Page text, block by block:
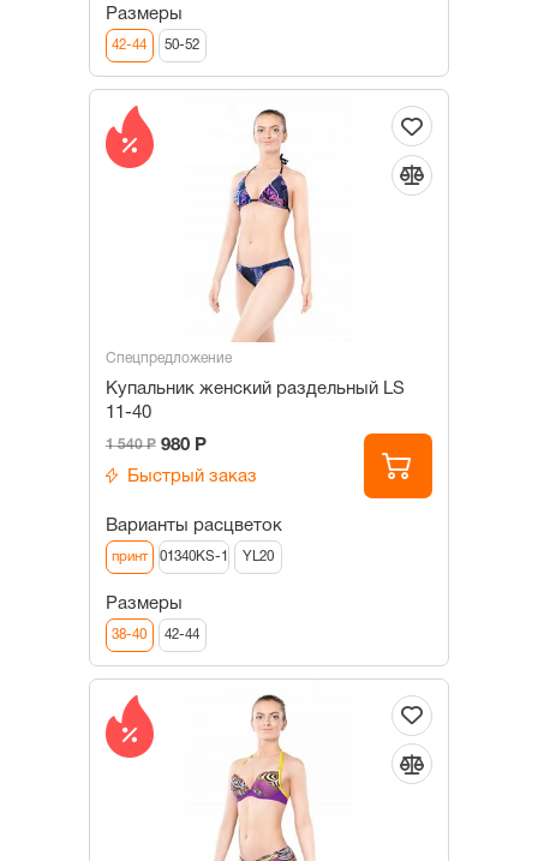
Размеры
42-44 50-52
Спецпредложение
Купальник женский раздельный LS
11-40
1 540 Р 980 Р
Быстрый заказ
Варианты расцветок
принт 01340KS-1 YL20
Размеры
38-40 42-44